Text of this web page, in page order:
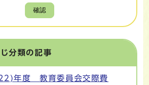
確認
分類の記事
年度 教育委員会交際費